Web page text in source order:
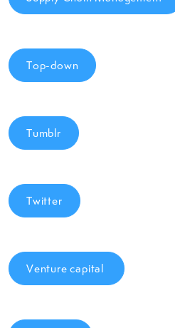
Top-down
Tumblr
Twitter
Venture capital